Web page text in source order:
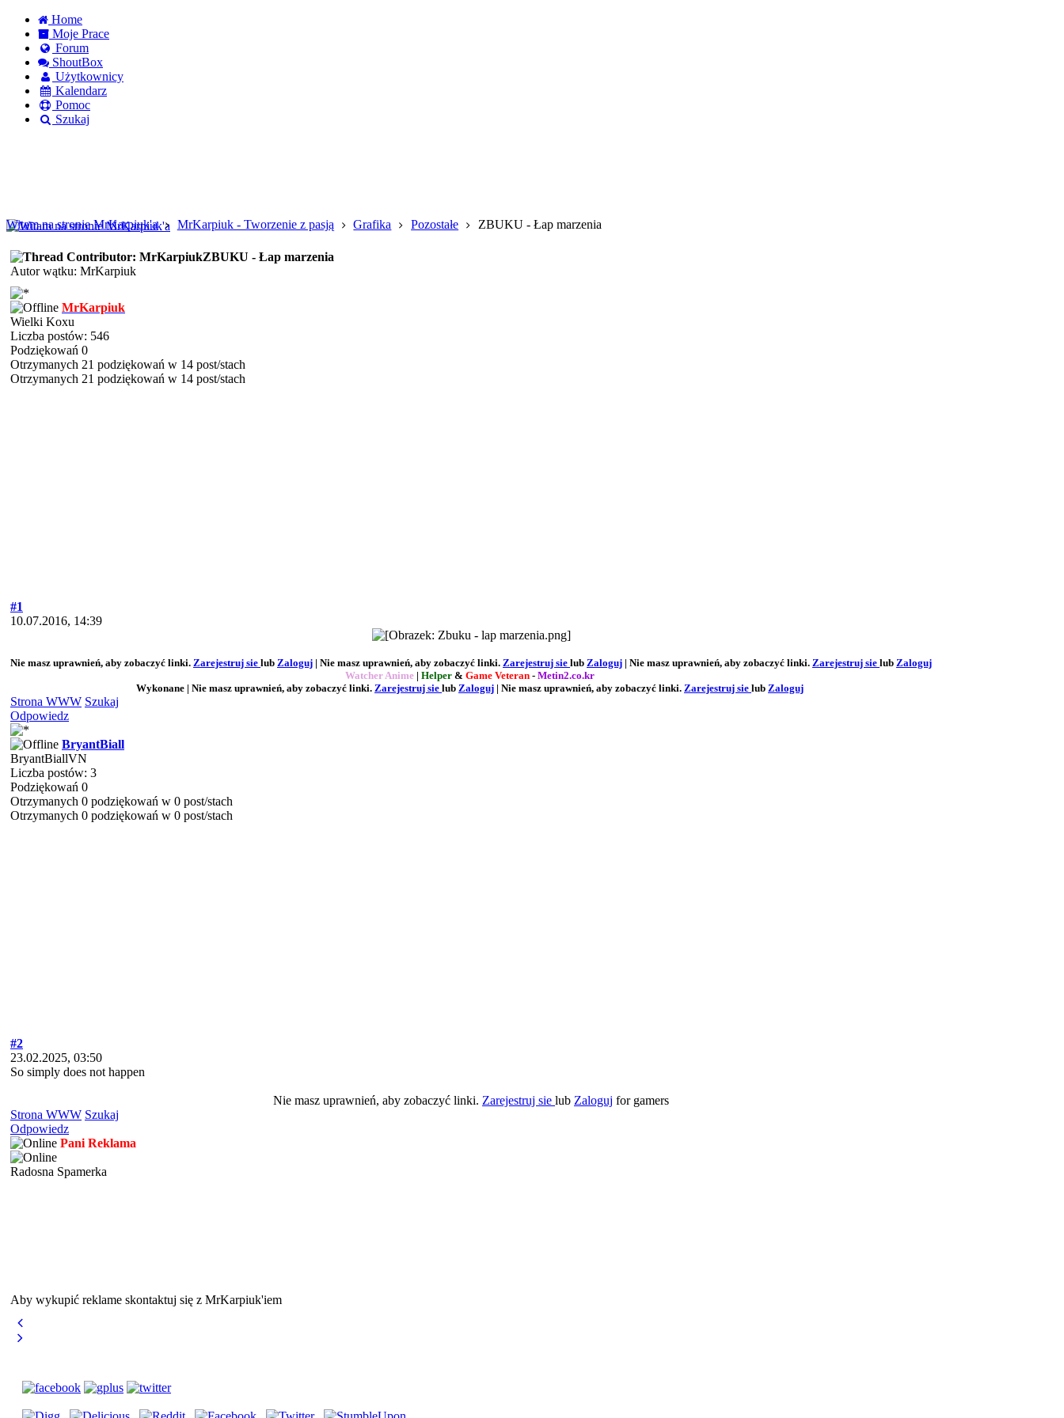
Home
Moje Prace
Forum
ShoutBox
Użytkownicy
Kalendarz
Pomoc
Szukaj
Witam na stronie MrKarpiuk'a
MrKarpiuk - Tworzenie z pasją Grafika Pozostałe ZBUKU - Łap marzenia
ZBUKU - Łap marzenia
Autor wątku: MrKarpiuk
MrKarpiuk
Wielki Koxu
Liczba postów: 546
Podziękowań 0
Otrzymanych 21 podziękowań w 14 post/stach
Otrzymanych 21 podziękowań w 14 post/stach
#1
10.07.2016, 14:39
Nie masz uprawnień, aby zobaczyć linki. Zarejestruj sie lub Zaloguj | Nie masz uprawnień, aby zobaczyć linki. Zarejestruj sie lub Zaloguj | Nie masz uprawnień, aby zobaczyć linki. Zarejestruj sie lub Zaloguj
Watcher Anime | Helper & Game Veteran - Metin2.co.kr
Wykonane | Nie masz uprawnień, aby zobaczyć linki. Zarejestruj sie lub Zaloguj | Nie masz uprawnień, aby zobaczyć linki. Zarejestruj sie lub Zaloguj
Strona WWW Szukaj
Odpowiedz
BryantBiall
BryantBiallVN
Liczba postów: 3
Podziękowań 0
Otrzymanych 0 podziękowań w 0 post/stach
Otrzymanych 0 podziękowań w 0 post/stach
#2
23.02.2025, 03:50
So simply does not happen
Nie masz uprawnień, aby zobaczyć linki. Zarejestruj sie lub Zaloguj for gamers
Strona WWW Szukaj
Odpowiedz
Pani Reklama
Radosna Spamerka
Aby wykupić reklame skontaktuj się z MrKarpiuk'iem